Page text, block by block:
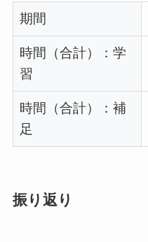
期間
時間（合計）：学
習
時間（合計）：補
足
振り返り